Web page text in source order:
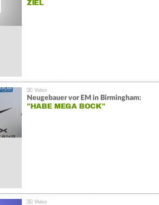
IEL
Neugebauer vor EM in Birmingham:
"HABE MEGA BOCK"